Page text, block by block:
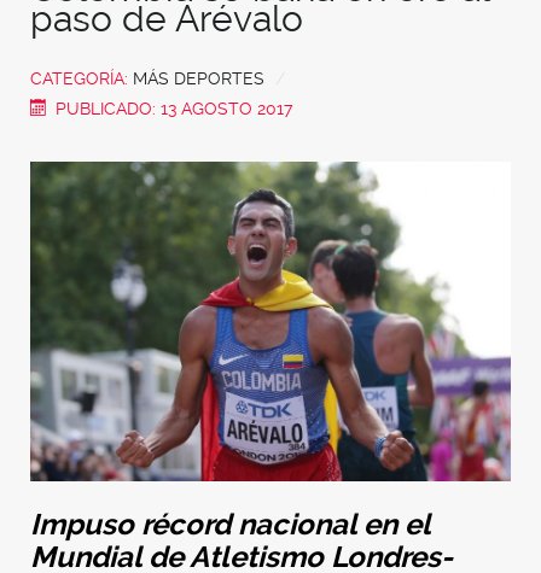
paso de Arévalo
CATEGORÍA: MÁS DEPORTES
PUBLICADO: 13 AGOSTO 2017
Impuso récord nacional en el
Mundial de Atletismo Londres-